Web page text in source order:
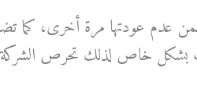
عدم عودتها مرة أخرى، كما
بشكل خاص لذلك تحرص